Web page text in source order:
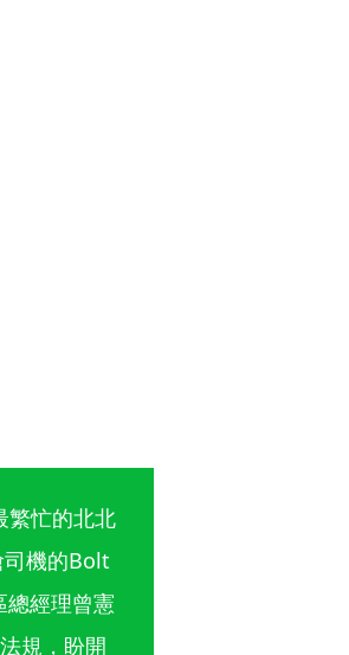
繁忙的北北
司機的Bolt
經理曾憲
規，盼開